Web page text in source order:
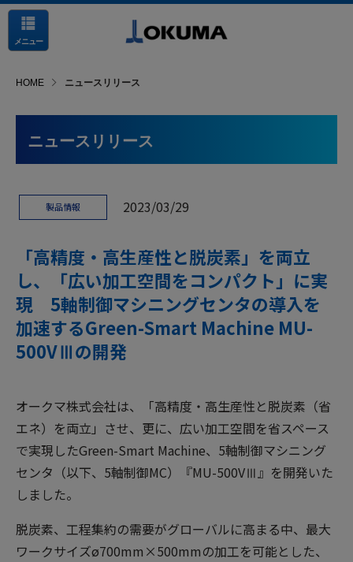
メニュー
HOME ニュースリリース
ニュースリリース
製品情報 2023/03/29
「高精度・高生産性と脱炭素」を両立
し、「広い加工空間をコンパクト」に実
現 5軸制御マシニングセンタの導入を
加速するGreen-Smart Machine MU-
500VⅢの開発
オークマ株式会社は、「高精度・高生産性と脱炭素（省
エネ）を両立」させ、更に、広い加工空間を省スペース
で実現したGreen-Smart Machine、5軸制御マシニング
センタ（以下、5軸制御MC）『MU-500VⅢ』を開発いた
しました。
脱炭素、工程集約の需要がグローバルに高まる中、最大
ワークサイズø700mm×500mmの加工を可能とした、